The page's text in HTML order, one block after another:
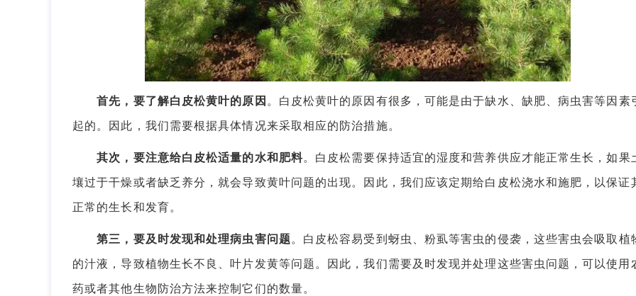
首先，要了解白皮松黄叶的原因 。白皮松黄叶的原因有很多，可能是由于缺水、缺肥、病虫害等因素
起的。因此，我们需要根据具体情况来采取相应的防治措施。
其次，要注意给白皮松适量的水和肥料。白皮松需要保持适宜的湿度和营养供应才能正常生长，如果
壤过于干燥或者缺乏养分，就会导致黄叶问题的出现。因此，我们应该定期给白皮松浇水和施肥，以保证
正常的生长和发育。
第三，要及时发现和处理病虫害问题。白皮松容易受到蚜虫、粉虱等害虫的侵袭，这些害虫会吸取植
的汁液，导致植物生长不良、叶片发黄等问题。因此，我们需要及时发现并处理这些害虫问题，可以使用
药或者其他生物防治方法来控制它们的数量。